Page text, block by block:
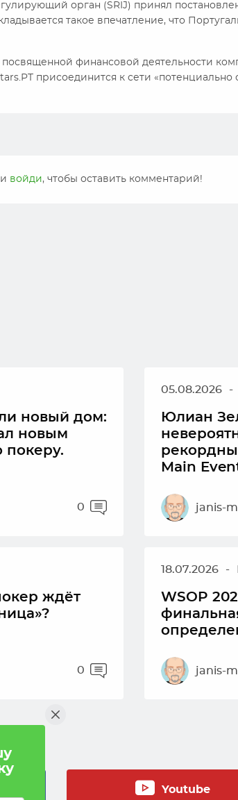
орган (SRIJ) принял
такое впечатление, что
финансовой деятельности
присоединится к сети «потенциально
войди, чтобы оставить комментарий!
новый дом:
новым
0
05.08.2026 -
Юлиан
Main
janis-
ждёт
0
18.07.2026 -
WSOP
janis-
Youtube